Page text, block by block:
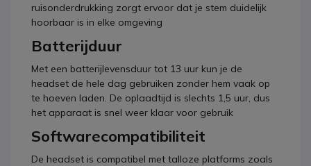
ruisonderdrukking zorgt ervoor dat je stem duidelijk
hoorbaar is in elke omgeving
Batterijduur
Met een batterijlevensduur tot 13 uur kun je de
headset de hele dag gebruiken zonder hem vaak op
te hoeven laden. De oplaadtijd is slechts 1,5 uur, dus
het apparaat is snel weer klaar voor gebruik
Softwarecompatibiliteit
De headset is compatibel met talloze platforms zoals